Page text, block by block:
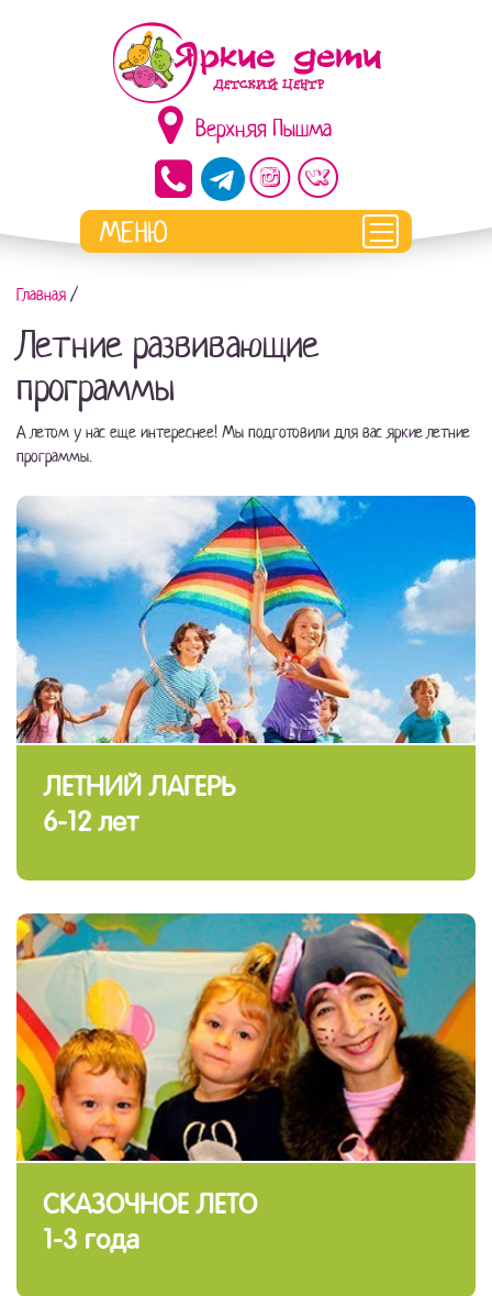
Верхняя Пышма
Главная /
Летние развивающие
программы
А летом у нас еще интереснее! Мы подготовили для вас яркие летние
программы.
ЛЕТНИЙ ЛАГЕРЬ
6-12 лет
СКАЗОЧНОЕ ЛЕТО
1-3 года